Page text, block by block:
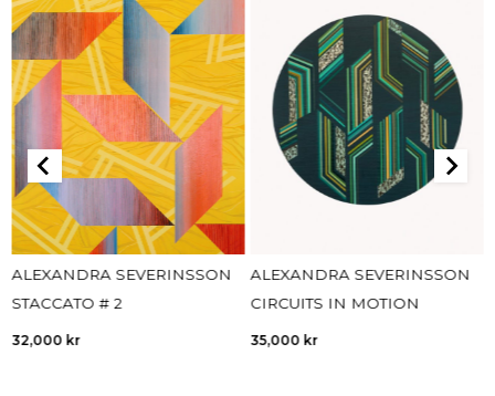
ALEXANDRA SEVERINSSON
STACCATO # 2
32,000 kr
ALEXANDRA SEVERINSSON
CIRCUITS IN MOTION
35,000 kr